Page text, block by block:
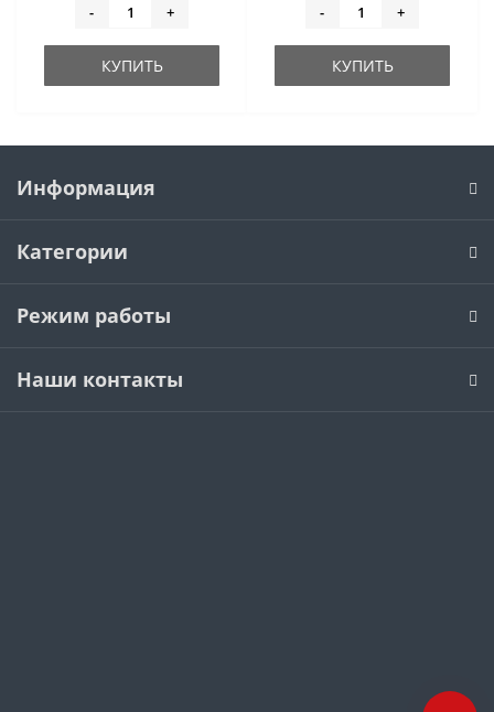
- +
КУПИТЬ
- +
КУПИТЬ
Информация
Категории
Режим работы
Наши контакты